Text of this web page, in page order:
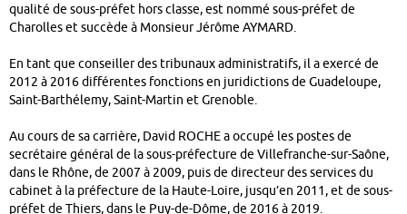
qualité de sous-préfet hors classe, est nommé sous-préfet de
Charolles et succède à Monsieur Jérôme AYMARD.
En tant que conseiller des tribunaux administratifs, il a exercé de
2012 à 2016 différentes fonctions en juridictions de Guadeloupe,
Saint-Barthélemy, Saint-Martin et Grenoble.
Au cours de sa carrière, David ROCHE a occupé les postes de
secrétaire général de la sous-préfecture de Villefranche-sur-Saône,
dans le Rhône, de 2007 à 2009, puis de directeur des services du
cabinet à la préfecture de la Haute-Loire, jusqu’en 2011, et de sous-
préfet de Thiers, dans le Puy-de-Dôme, de 2016 à 2019.